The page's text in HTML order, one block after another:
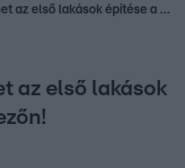
2027-ben elkezdődhet az első lakások építése a Rákosrendezőn!
az első lakások